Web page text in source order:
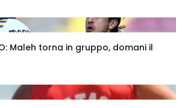
Maleh torna in gruppo, domani il